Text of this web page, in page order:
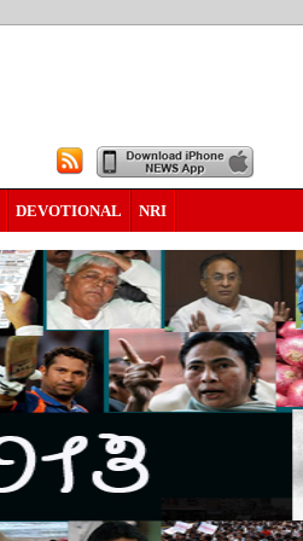
DEVOTIONAL NRI